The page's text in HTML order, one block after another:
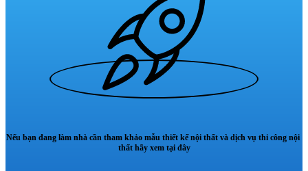
Nếu bạn đang làm nhà cần tham khảo mẫu thiết kế nội thất và dịch vụ thi công nội
thất hãy xem tại đây